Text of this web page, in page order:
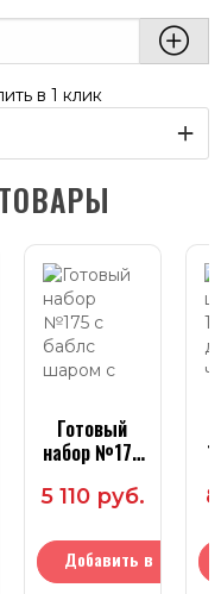
в 1 клик
Готовый
набор №175
шаром с
5 110 руб.
Добавить в